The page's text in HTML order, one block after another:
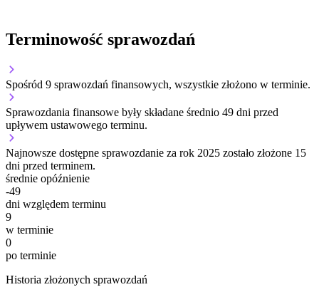
Terminowość sprawozdań
Spośród 9 sprawozdań finansowych, wszystkie złożono w terminie.
Sprawozdania finansowe były składane średnio 49 dni przed
upływem ustawowego terminu.
Najnowsze dostępne sprawozdanie za rok 2025 zostało złożone 15
dni przed terminem.
średnie opóźnienie
-49
dni względem terminu
9
w terminie
0
po terminie
Historia złożonych sprawozdań